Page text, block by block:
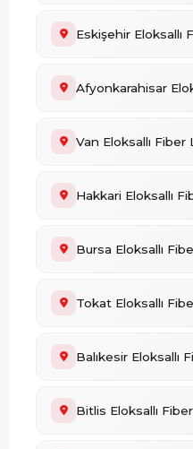
Eskişehir Eloksallı
Afyonkarahisar
Van Eloksallı Fiber
Hakkari Eloksallı
Bursa Eloksallı
Tokat Eloksallı
Balıkesir Eloksallı
Bitlis Eloksallı